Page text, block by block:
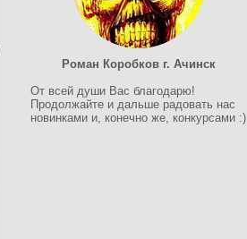
Роман Коробков г. Ачинск
От всей души Вас благодарю!
Продолжайте и дальше радовать нас
новинками и, конечно же, конкурсами :)